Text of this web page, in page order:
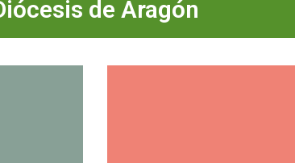
de Aragón